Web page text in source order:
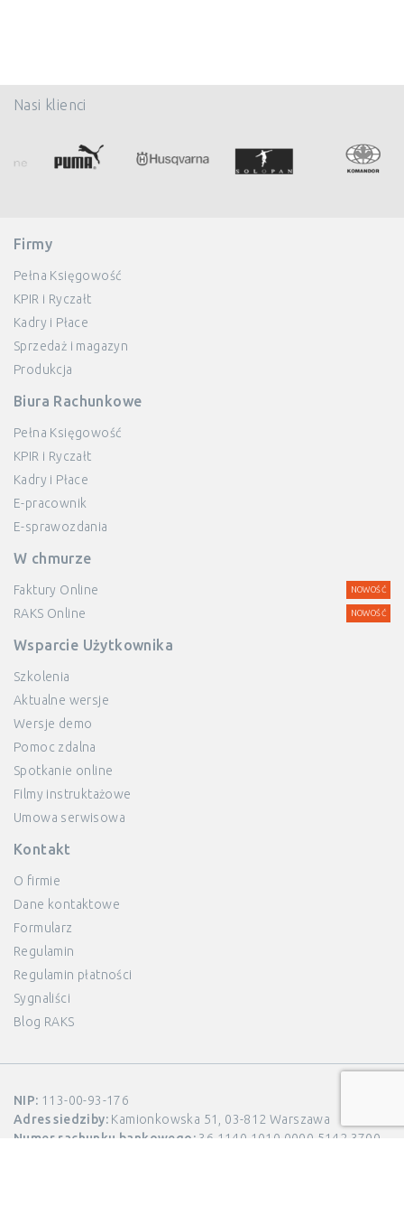
Nasi klienci
Firmy
Pełna Księgowość
KPIR i Ryczałt
Kadry i Płace
Sprzedaż i magazyn
Produkcja
Biura Rachunkowe
Pełna Księgowość
KPIR i Ryczałt
Kadry i Płace
E-pracownik
E-sprawozdania
W chmurze
Faktury Online NOWOŚĆ
RAKS Online NOWOŚĆ
Wsparcie Użytkownika
Szkolenia
Aktualne wersje
Wersje demo
Pomoc zdalna
Spotkanie online
Filmy instruktażowe
Umowa serwisowa
Kontakt
O firmie
Dane kontaktowe
Formularz
Regulamin
Regulamin płatności
Sygnaliści
Blog RAKS
NIP: 113-00-93-176
Adres siedziby: Kamionkowska 51, 03-812 Warszawa
Numer rachunku bankowego: 36 1140 1010 0000 5142 3700